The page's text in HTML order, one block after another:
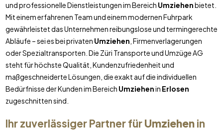
und professionelle Dienstleistungen im Bereich Umziehenbietet.
Mit einem erfahrenen Team und einem modernen Fuhrpark
gewährleistet das Unternehmen reibungslose und termingerechte
Abläufe – sei es bei privaten Umziehen , Firmenverlagerungen
oder Spezialtransporten. Die Züri Transporte und Umzüge AG
steht für höchste Qualität, Kundenzufriedenheit und
maßgeschneiderte Lösungen, die exakt auf die individuellen
Bedürfnisse der Kunden im Bereich Umziehenin Erlosen
zugeschnitten sind.
Ihr zuverlässiger Partner fürUmziehenin